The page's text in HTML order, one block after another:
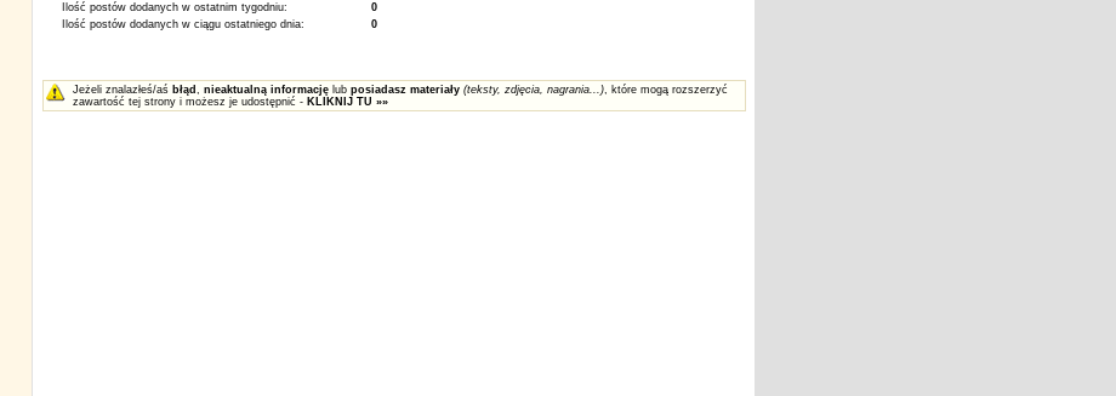
Ilość postów dodanych w ostatnim tygodniu:
0
Ilość postów dodanych w ciągu ostatniego dnia:
0
Jeżeli znalazłeś/aś błąd , nieaktualną informacjęlub posiadasz materiały (teksty, zdjęcia, nagrania...), które mogą rozszerzyć
zawartość tej strony i możesz je udostępnić - KLIKNIJ TU »»